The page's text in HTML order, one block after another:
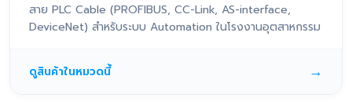
สาย PLC Cable (PROFIBUS, CC-Link, AS-interface,
DeviceNet) สำหรับระบบ Automation ในโรงงานอุตสาหกรรม
ดูสินค้าในหมวดนี้ →